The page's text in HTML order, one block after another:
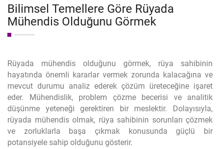
Bilimsel Temellere Göre Rüyada
Mühendis Olduğunu Görmek
Rüyada mühendis olduğunu görmek, rüya sahibinin
hayatında önemli kararlar vermek zorunda kalacağına ve
mevcut durumu analiz ederek çözüm üreteceğine işaret
eder. Mühendislik, problem çözme becerisi ve analitik
düşünme yeteneği gerektiren bir meslektir. Dolayısıyla,
rüyada mühendis olmak, rüya sahibinin sorunları çözmek
ve zorluklarla başa çıkmak konusunda güçlü bir
potansiyele sahip olduğunu gösterir.